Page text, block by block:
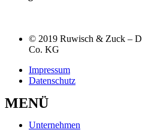
© 2019 Ruwisch & Zuck –
Co. KG
Impressum
Datenschutz
MENÜ
Unternehmen